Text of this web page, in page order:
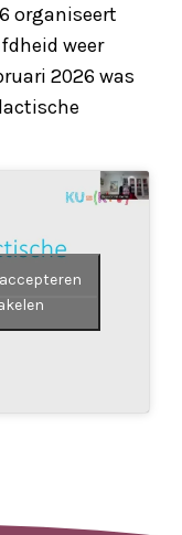
organiseert
weer
2026 was